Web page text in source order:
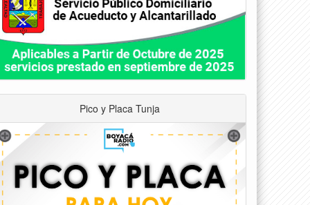
Pico y Placa Tunja